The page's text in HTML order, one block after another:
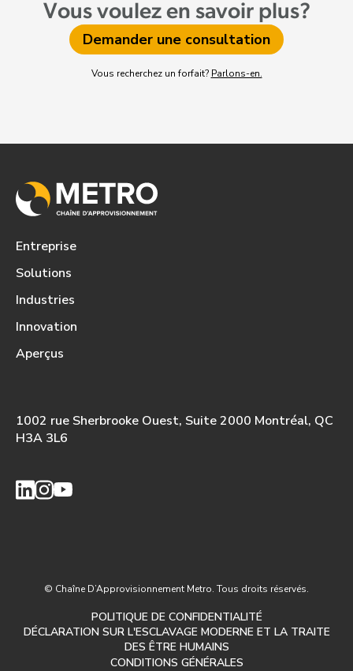
Vous voulez en savoir plus?
Demander une consultation
Vous recherchez un forfait? Parlons-en.
Entreprise
Solutions
Industries
Innovation
Aperçus
1002 rue Sherbrooke Ouest, Suite 2000 Montréal, QC
H3A 3L6
© Chaîne D’Approvisionnement Metro. Tous droits réservés.
POLITIQUE DE CONFIDENTIALITÉ
DÉCLARATION SUR L'ESCLAVAGE MODERNE ET LA TRAITE
DES ÊTRE HUMAINS
CONDITIONS GÉNÉRALES